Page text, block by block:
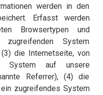
werden in den
Erfasst werden
Browsertypen und
System
die Internetseite, von
System auf unsere
Referrer), (4) die
zugreifendes System